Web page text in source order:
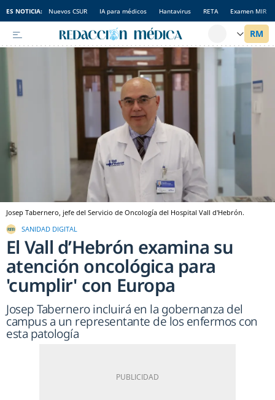
ES NOTICIA: Nuevos CSUR IA para médicos Hantavirus RETA Examen MIR
Josep Tabernero, jefe del Servicio de Oncología del Hospital Vall d'Hebrón.
SANIDAD DIGITAL
El Vall d’Hebrón examina su
atención oncológica para
'cumplir' con Europa
Josep Tabernero incluirá en la gobernanza del
campus a un representante de los enfermos con
esta patología